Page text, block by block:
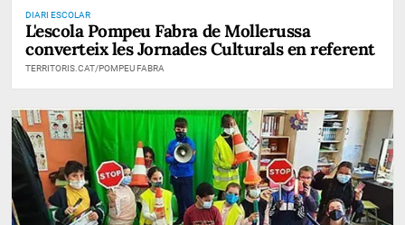
DIARI ESCOLAR
L'escola Pompeu Fabra de Mollerussa
converteix les Jornades Culturals en referent
TERRITORIS.CAT/POMPEU FABRA